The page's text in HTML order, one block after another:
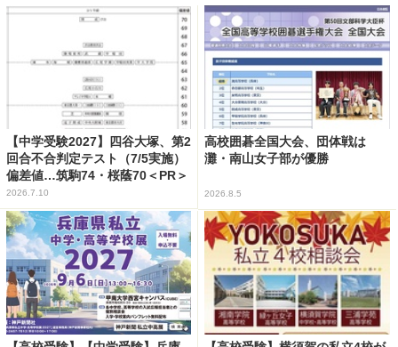
【中学受験2027】四谷大塚、第2
回合不合判定テスト（7/5実施）
偏差値…筑駒74・桜蔭70＜PR＞
2026.7.10
高校囲碁全国大会、団体戦は
灘・南山女子部が優勝
2026.8.5